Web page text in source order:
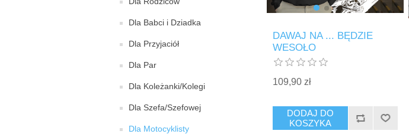
Dla Babci i Dziadka
Dla Przyjaciół
Dla Par
Dla Koleżanki/Kolegi
Dla Szefa/Szefowej
Dla Motocyklisty
DAWAJ NA ... BĘDZIE
WESOŁO
109,90 zł
DODAJ DO
KOSZYKA